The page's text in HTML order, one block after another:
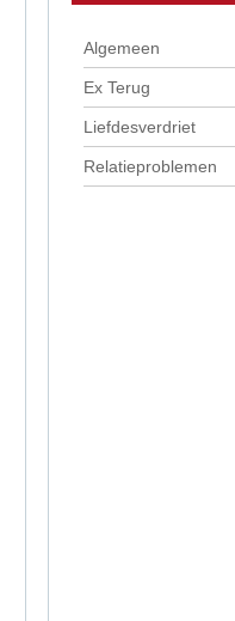
Algemeen
Ex Terug
Liefdesverdriet
Relatieproblemen